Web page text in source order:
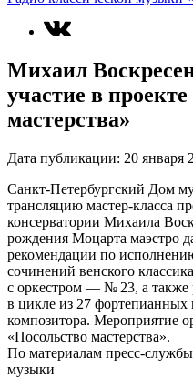
Михаил
участие в
мастерства»
Дата публикации: 20 января
Санкт-Петербургский Дом
трансляцию мастер-класса
консерватории Михаила
рождения Моцарта маэстро
рекомендации по
сочинений венского
с оркестром — № 23, а также
в цикле из 27 фортепианных
композитора. Мероприятие
«Посольство мастерства».
По материалам пресс-
музыки